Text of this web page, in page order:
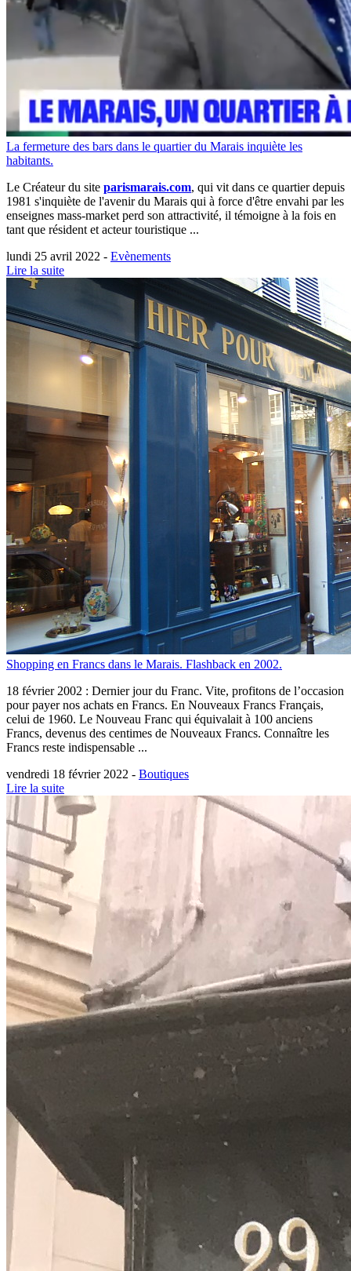
La fermeture des bars dans le quartier du Marais inquiète les
habitants.
Le Créateur du site parismarais.com, qui vit dans ce quartier depuis
1981 s'inquiète de l'avenir du Marais qui à force d'être envahi par les
enseignes mass-market perd son attractivité, il témoigne à la fois en
tant que résident et acteur touristique ...
lundi 25 avril 2022 - Evènements
Lire la suite
Shopping en Francs dans le Marais. Flashback en 2002.
18 février 2002 : Dernier jour du Franc. Vite, profitons de l’occasion
pour payer nos achats en Francs. En Nouveaux Francs Français,
celui de 1960. Le Nouveau Franc qui équivalait à 100 anciens
Francs, devenus des centimes de Nouveaux Francs. Connaître les
Francs reste indispensable ...
vendredi 18 février 2022 - Boutiques
Lire la suite